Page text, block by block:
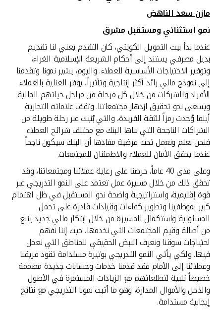
مازن سعد الناهض
نمو استثنائيومستقبلمشرق
عندما بدأ بيت التمويل الكويتي، كان التقدم يعني لنا تقديم
بديل مصرفي يستند إلى أحكام الشريعة الإسلامية الغراء،
وتوفير الاحتياجات الأساسية للعملاء. واليوم، يشير نمونا وتقدمنا
إلى نموذج مالي رائد أكثر إنتاجية وتأثيراً، يوفر العناية بالعملاء
الأفراد والشركات من خلال كل مرحلة من مراحل حياتهم المالية
ويسعى نحو تحقيق ازدهار مجتمعاتنا. وتقف علاماته التجارية
أينما وُجدت رمزاً للثقة الفريدة، والتي بُنيت عبر رحلة طويلة من
الشراكات الناجحة التي بناها البنك مع مختلف شرائح العملاء
فنحن نعلم ونعمل تحت فرضية مفادها أن البنك سيكون ناجحاً
عندما يحقق الأمان للعملاء والاطمئنان للمجتمعات.
وعلى مدى 40 عاماً، حرصنا على رعاية عملائنا ومجتمعاتنا، وقد
تحقق ذلك من خلال مسيرة عمل تعتمد على النمو التدريجي عبر
قوة إقليمية، واستراتيجية واضحة نحو المستقبل في ظل اهتمام
كبير بموظفينا وتطوير كفاءات وقيادات قادرة على تحمل
المسئولية واستكمال المسيرة من خلال ابتكار مالي جديد ينبع
من أصالة وقيم المجتمعات التي نخدمها، حيث إننا نفهم
احتياجات سوقنا ونعرف النبض الحقيقي للمناطق التي نعمل
فيها. ولكي يأتي النمو التدريجي بوتيرة مستدامة تقود فريقنا
وعملائنا إلى الأمام فقد قدمنا خدمات وحسابات جديدة مصممة
خصيصاً تلبية لتطلعاتهم مع الزيادات المستمرة في الأصول
والدخل والأموال المدارة، وهو ما أثبت نمونا التدريجي مع نتائج
إيجابية مستدامة.